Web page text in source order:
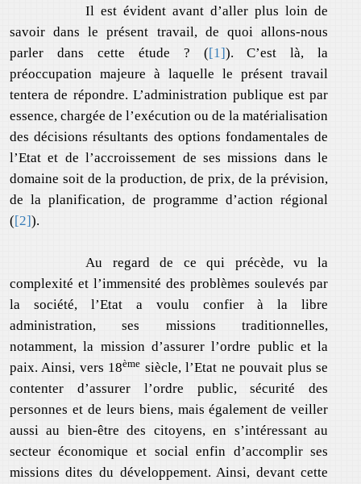
Il est évident avant d’aller plus loin de
savoir dans le présent travail, de quoi allons-nous
parler dans cette étude ? ([1]). C’est là, la
préoccupation majeure à laquelle le présent travail
tentera de répondre. L’administration publique est par
essence, chargée de l’exécution ou de la matérialisation
des décisions résultants des options fondamentales de
l’Etat et de l’accroissement de ses missions dans le
domaine soit de la production, de prix, de la prévision,
de la planification, de programme d’action régional
([2]).
Au regard de ce qui précède, vu la
complexité et l’immensité des problèmes soulevés par
la société, l’Etat a voulu confier à la libre
administration, ses missions traditionnelles,
notamment, la mission d’assurer l’ordre public et la
paix. Ainsi, vers 18ème siècle, l’Etat ne pouvait plus se
contenter d’assurer l’ordre public, sécurité des
personnes et de leurs biens, mais également de veiller
aussi au bien-être des citoyens, en s’intéressant au
secteur économique et social enfin d’accomplir ses
missions dites du développement. Ainsi, devant cette